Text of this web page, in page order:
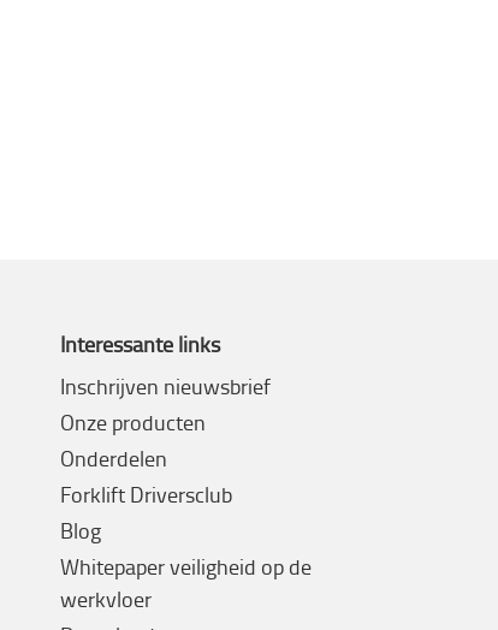
Interessante links
Inschrijven nieuwsbrief
Onze producten
Onderdelen
Forklift Driversclub
Blog
Whitepaper veiligheid op de
werkvloer